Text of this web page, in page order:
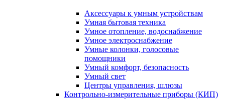
Аксессуары к умным устройствам
Умная бытовая техника
Умное отопление, водоснабжение
Умное электроснабжение
Умные колонки, голосовые
помощники
Умный комфорт, безопасность
Умный свет
Центры управления, шлюзы
Контрольно-измерительные приборы (КИП)